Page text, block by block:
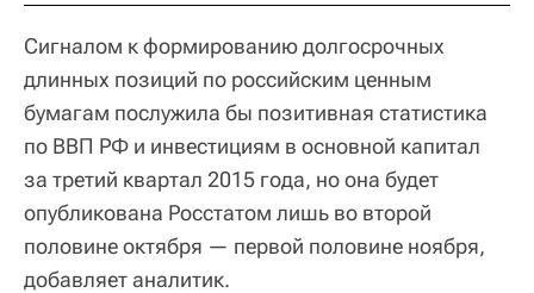
Сигналом к формированию долгосрочных
длинных позиций по российским ценным
бумагам послужила бы позитивная статистика
по ВВП РФ и инвестициям в основной капитал
за третий квартал 2015 года, но она будет
опубликована Росстатом лишь во второй
половине октября — первой половине ноября,
добавляет аналитик.